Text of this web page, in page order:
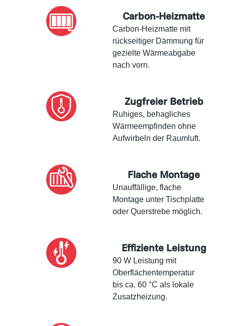
Carbon-Heizmatte
Carbon-Heizmatte mit
rückseitiger Dämmung für
gezielte Wärmeabgabe
nach vorn.
Zugfreier Betrieb
Ruhiges, behagliches
Wärmeempfinden ohne
Aufwirbeln der Raumluft.
Flache Montage
Unauffällige, flache
Montage unter Tischplatte
oder Querstrebe möglich.
Effiziente Leistung
90 W Leistung mit
Oberflächentemperatur
bis ca. 60 °C als lokale
Zusatzheizung.